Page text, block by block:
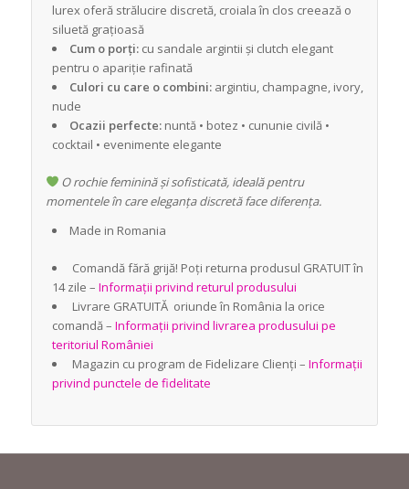
lurex oferă strălucire discretă, croiala în clos creează o
siluetă grațioasă
Cum o porți:cu sandale argintii și clutch elegant
pentru o apariție rafinată
Culori cu care o combini:argintiu, champagne, ivory,
nude
Ocazii perfecte:nuntă • botez • cununie civilă •
cocktail • evenimente elegante
O rochie feminină și sofisticată, ideală pentru
momentele în care eleganța discretă face diferența.
Made in Romania
Comandă fără grijă! Poți returna produsul GRATUIT în
14 zile – Informații privind returul produsului
Livrare GRATUITĂ oriunde în România la orice
comandă – Informații privind livrarea produsului pe
teritoriul României
Magazin cu program de Fidelizare Clienți – Informații
privind punctele de fidelitate